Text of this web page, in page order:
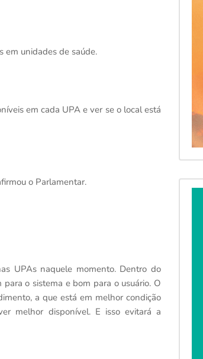
em unidades de saúde.
em cada UPA e ver se o local está
o Parlamentar.
UPAs naquele momento. Dentro do
o sistema e bom para o usuário. O
a que está em melhor condição
melhor disponível. E isso evitará a